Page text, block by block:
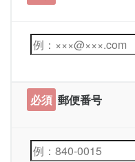
必須 郵便番号